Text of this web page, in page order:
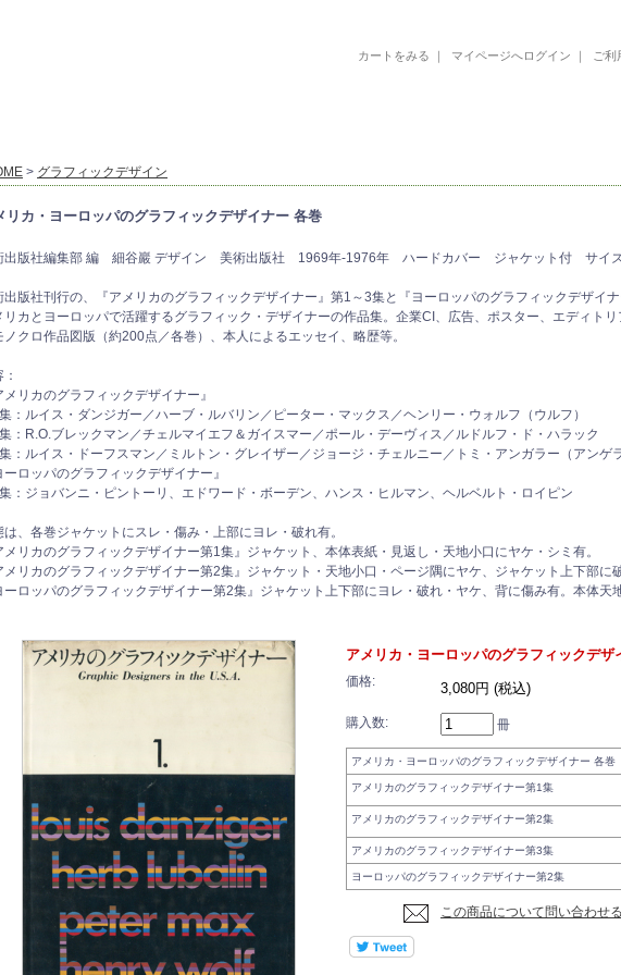
カートをみる ｜ マイページへログイン ｜ ご利
> グラフィックデザイン
リカ・ヨーロッパのグラフィックデザイナー 各巻
出版社編集部 編 細谷巖 デザイン 美術出版社 1969年-1976年 ハードカバー ジャケット付 サイ
出版社刊行の、『アメリカのグラフィックデザイナー』第1～3集と『ヨーロッパのグラフィックデザイナ
リカとヨーロッパで活躍するグラフィック・デザイナーの作品集。企業CI、広告、ポスター、エディト
ノクロ作品図版（約200点／各巻）、本人によるエッセイ、略歴等。
メリカのグラフィックデザイナー』
：ルイス・ダンジガー／ハーブ・ルバリン／ピーター・マックス／ヘンリー・ウォルフ（ウルフ）
：R.O.ブレックマン／チェルマイエフ＆ガイスマー／ポール・デーヴィス／ルドルフ・ド・ハラック
：ルイス・ドーフスマン／ミルトン・グレイザー／ジョージ・チェルニー／トミ・アンガラー（アンゲ
ーロッパのグラフィックデザイナー』
：ジョバンニ・ピントーリ、エドワード・ボーデン、ハンス・ヒルマン、ヘルベルト・ロイピン
は、各巻ジャケットにスレ・傷み・上部にヨレ・破れ有。
メリカのグラフィックデザイナー第1集』ジャケット、本体表紙・見返し・天地小口にヤケ・シミ有。
メリカのグラフィックデザイナー第2集』ジャケット・天地小口・ページ隅にヤケ、ジャケット上下部に
ーロッパのグラフィックデザイナー第2集』ジャケット上下部にヨレ・破れ・ヤケ、背に傷み有。本体天
アメリカ・ヨーロッパのグラフィックデザ
価格: 3,080円 (税込)
購入数: 冊
アメリカ・ヨーロッパのグラフィックデザイナー 各巻
アメリカのグラフィックデザイナー第1集
アメリカのグラフィックデザイナー第2集
アメリカのグラフィックデザイナー第3集
ヨーロッパのグラフィックデザイナー第2集
この商品について問い合わせる